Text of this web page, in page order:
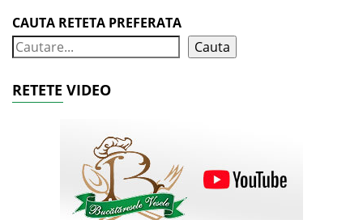
CAUTA RETETA PREFERATA
Cauta
RETETE VIDEO